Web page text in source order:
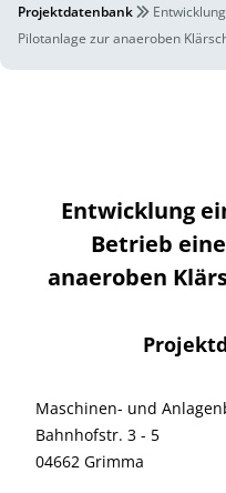
Projektdatenbank
Pilotanlage zur anaeroben
Entwicklung
Betrieb
anaeroben
Maschinen- und
Bahnhofstr. 3 - 5
04662 Grimma